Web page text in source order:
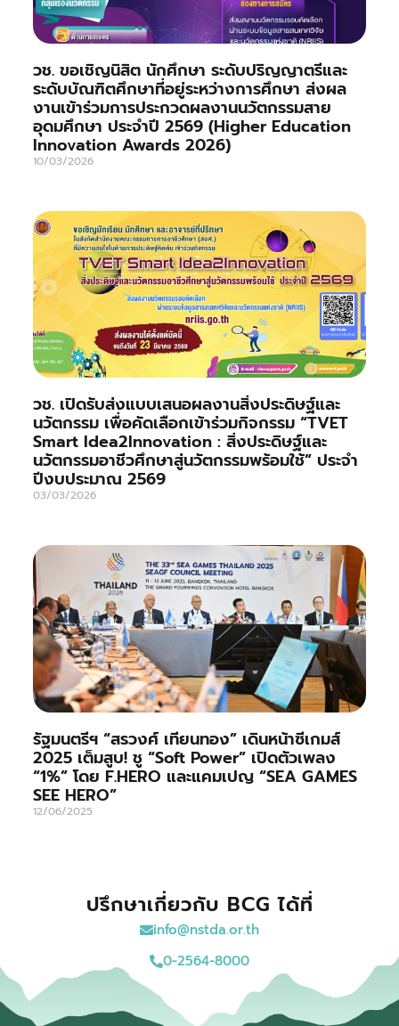
วช. ขอเชิญนิสิต นักศึกษา ระดับปริญญาตรีและ
ระดับบัณฑิตศึกษาที่อยู่ระหว่างการศึกษา ส่งผล
งานเข้าร่วมการประกวดผลงานนวัตกรรมสาย
อุดมศึกษา ประจำปี 2569 (Higher Education
Innovation Awards 2026)
10/03/2026
วช. เปิดรับส่งแบบเสนอผลงานสิ่งประดิษฐ์และ
นวัตกรรม เพื่อคัดเลือกเข้าร่วมกิจกรรม “TVET
Smart Idea2Innovation : สิ่งประดิษฐ์และ
นวัตกรรมอาชีวศึกษาสู่นวัตกรรมพร้อมใช้” ประจำ
ปีงบประมาณ 2569
03/03/2026
รัฐมนตรีฯ “สรวงศ์ เทียนทอง” เดินหน้าซีเกมส์
2025 เต็มสูบ! ชู “Soft Power” เปิดตัวเพลง
“1%” โดย F.HERO และแคมเปญ “SEA GAMES
SEE HERO”
12/06/2025
ปรึกษาเกี่ยวกับ BCG ได้ที่
info@nstda.or.th
0-2564-8000